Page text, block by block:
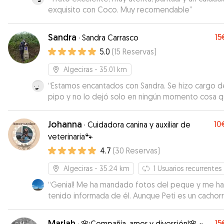
exquisito con Coco. Muy recomendable”
Sandra · Sandra Carrasco
5.0 (15 Reservas)
Algeciras - 35.01 km
“Estamos encantados con Sandra. Se hizo cargo
pipo y no lo dejó solo en ningún momento cosa
era muy importante para nosotros debido a su
ansiedad por separación. Nos mandó muchísimas
y vídeos y pudimos ver lo a gusto que estaba.
consiguió que se llevase bien con su gato. Estamos
encantados. Sin duda repetiremos!!
Johanna · Cuidadora canina y auxiliar de
veterinaria🐾
4.7 (30 Reservas)
Algeciras - 35.24 km 1 Usuarios recurrentes
“Genial! Me ha mandado fotos del peque y me ha
tenido informada de él. Aunque Peti es un
todavía ha sabido adaptarse muy bien con Johana
familia 🥰